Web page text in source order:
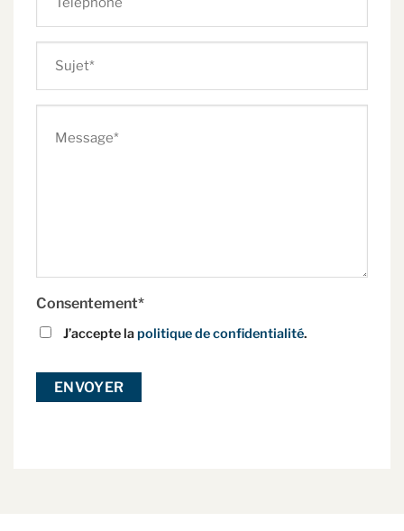
Consentement*
J’accepte lapolitique de confidentialité.